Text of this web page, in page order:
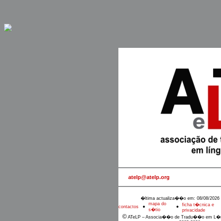
atelp@atelp.org
�ltima actualiza��o em: 08/08/2026
contactos
●
mapa do
s�tio
●
ficha t�cnica e
privacidade
© ATeLP – Associa��o de Tradu��o em